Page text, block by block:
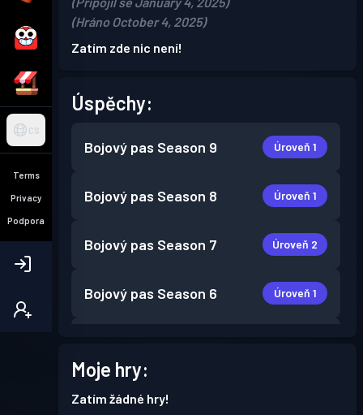
CS
Terms
Privacy
Podpora
(Hráno October 4, 2025)
Zatím zde nic není!
Úspěchy:
Bojový pas Season 9 Úroveň 1
Bojový pas Season 8 Úroveň 1
Bojový pas Season 7 Úroveň 2
Bojový pas Season 6 Úroveň 1
Bojový pas Season 4
Moje hry:
Zatím žádné hry!